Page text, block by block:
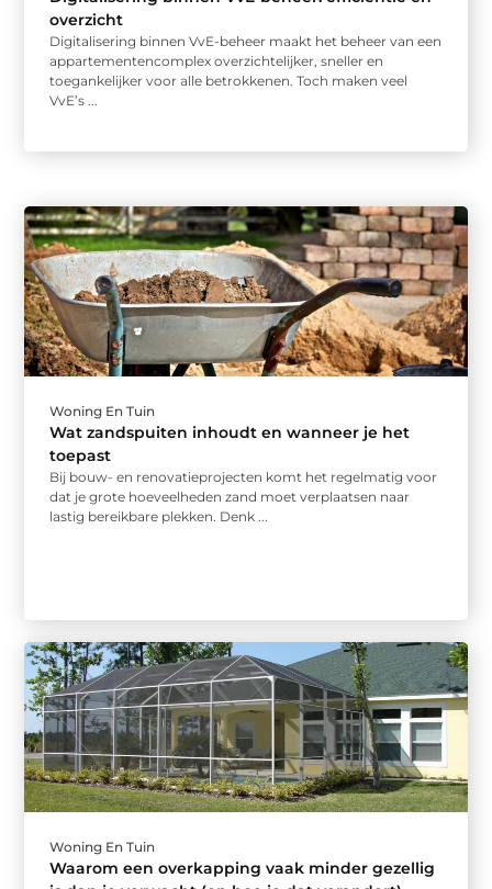
overzicht
Digitalisering binnen VvE-beheer maakt het beheer van een
appartementencomplex overzichtelijker, sneller en
toegankelijker voor alle betrokkenen. Toch maken veel
VvE’s ...
Woning En Tuin
Wat zandspuiten inhoudt en wanneer je het
toepast
Bij bouw- en renovatieprojecten komt het regelmatig voor
dat je grote hoeveelheden zand moet verplaatsen naar
lastig bereikbare plekken. Denk ...
Woning En Tuin
Waarom een overkapping vaak minder gezellig